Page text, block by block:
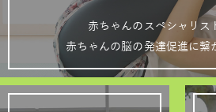
赤ちゃんのスペシャリス
赤ちゃんの脳の発達促進に繋